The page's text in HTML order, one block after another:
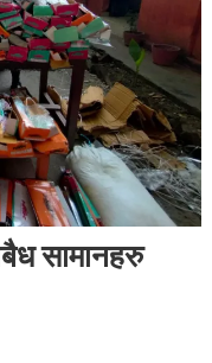
सामानहरु